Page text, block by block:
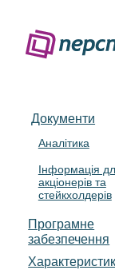
Документи
Аналітика
Інформація
акціонерів та
стейкхолдерів
Програмне
забезпечення